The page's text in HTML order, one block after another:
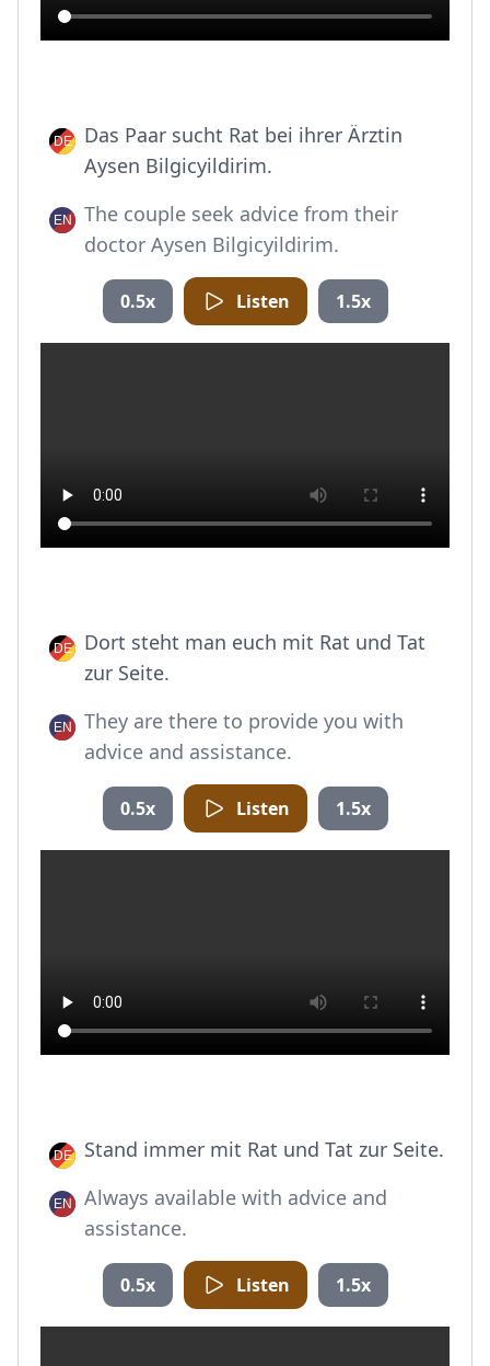
Das Paar sucht Rat bei ihrer Ärztin
Aysen Bilgicyildirim.
The couple seek advice from their
doctor Aysen Bilgicyildirim.
0.5x Listen 1.5x
Dort steht man euch mit Rat und Tat
zur Seite.
They are there to provide you with
advice and assistance.
0.5x Listen 1.5x
Stand immer mit Rat und Tat zur Seite.
Always available with advice and
assistance.
0.5x Listen 1.5x